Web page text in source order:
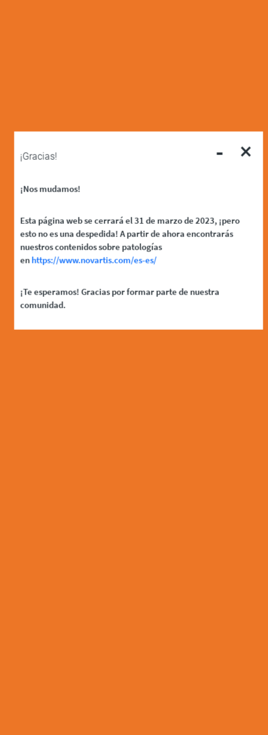
- ×
¡Gracias!
¡Nos mudamos!
Esta página web se cerrará el 31 de marzo de 2023, ¡pero
esto no es una despedida! A partir de ahora encontrarás
nuestros contenidos sobre patologías
enhttps://www.novartis.com/es-es/
¡Te esperamos! Gracias por formar parte de nuestra
comunidad.